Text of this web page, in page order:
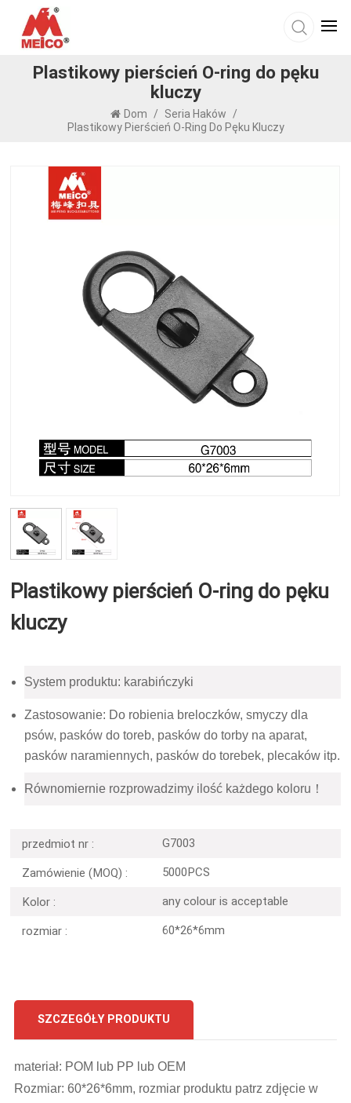
Plastikowy pierścień O-ring do pęku
kluczy
Dom / Seria Haków
/
Plastikowy Pierścień O-Ring Do Pęku Kluczy
Plastikowy pierścień O-ring do pęku
kluczy
System produktu: karabińczyki
Zastosowanie: Do robienia breloczków, smyczy dla
psów, pasków do toreb, pasków do torby na aparat,
pasków naramiennych, pasków do torebek, plecaków itp.
Równomiernie rozprowadzimy ilość każdego koloru！
przedmiot nr : G7003
Zamówienie (MOQ) : 5000PCS
Kolor : any colour is acceptable
rozmiar : 60*26*6mm
SZCZEGÓŁY PRODUKTU
materiał: POM lub PP lub OEM
Rozmiar: 60*26*6mm, rozmiar produktu patrz zdjęcie w